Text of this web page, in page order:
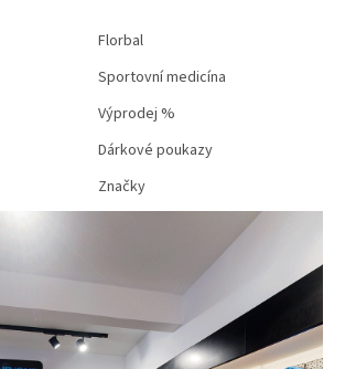
Florbal
Sportovní medicína
Výprodej %
Dárkové poukazy
Značky